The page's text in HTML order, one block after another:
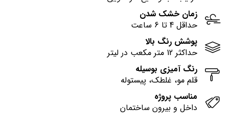
زمان خشک شدن
حداقل 4 تا 6 ساعت
پوشش رنگ بالا
حداکثر 12 متر مکعب در لیتر
رنگ آمیزی بوسیله
قلم مو، غلطک، پیستوله
مناسب پروژه
داخل و بیرون ساختمان